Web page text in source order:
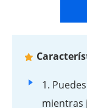
1.
mientras